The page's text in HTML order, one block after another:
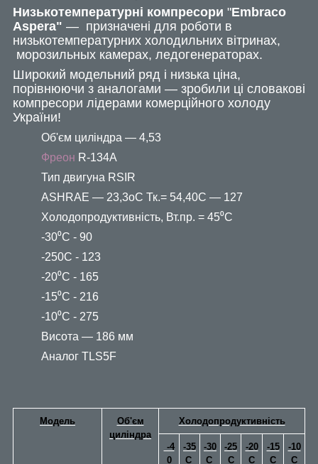
Низькотемпературні компресори "Embraco
Aspera" — призначені для роботи в
низькотемпературних холодильних вітринах,
морозильных камерах, ледогенераторах.
Широкий модельний ряд і низька ціна,
порівнюючи з аналогами — зробили ці словакові
компресори лідерами комерційного холоду
України!
Об'єм циліндра — 4,53
Фреон R-134A
Тип двигуна RSIR
ASHRAE — 23,3oС Тк.= 54,40С — 127
Холодопродуктивність, Вт.пр. = 45⁰С
-30⁰С - 90
-250С - 123
-20⁰С - 165
-15⁰С - 216
-10⁰С - 275
Висота — 186 мм
Аналог TLS5F
Модель
Об'єм
циліндра
Холодопродуктивність
-4
0
-35
С
-30
C
-25
С
-20
C
-15
C
-10
C